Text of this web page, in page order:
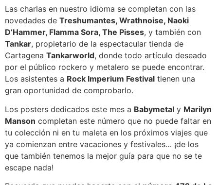
Las charlas en nuestro idioma se completan con las
novedades de Treshumantes, Wrathnoise, Naoki
D’Hammer, Flamma Sora, The Pisses, y también con
Tankar, propietario de la espectacular tienda de
Cartagena Tankarworld, donde todo artículo deseado
por el público rockero y metalero se puede encontrar.
Los asistentes a Rock Imperium Festival tienen una
gran oportunidad de comprobarlo.
Los posters dedicados este mes a Babymetal y Marilyn
Manson completan este número que no puede faltar en
tu colección ni en tu maleta en los próximos viajes que
ya comienzan entre vacaciones y festivales… ¡de los
que también tenemos la mejor guía para que no se te
escape nada!